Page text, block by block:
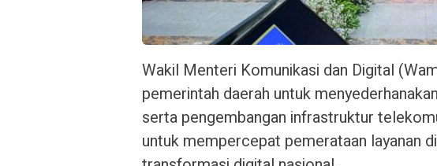
Wakil Menteri Komunikasi dan Digital
pemerintah daerah untuk
serta pengembangan infrastruktur
untuk mempercepat pemerataan layanan